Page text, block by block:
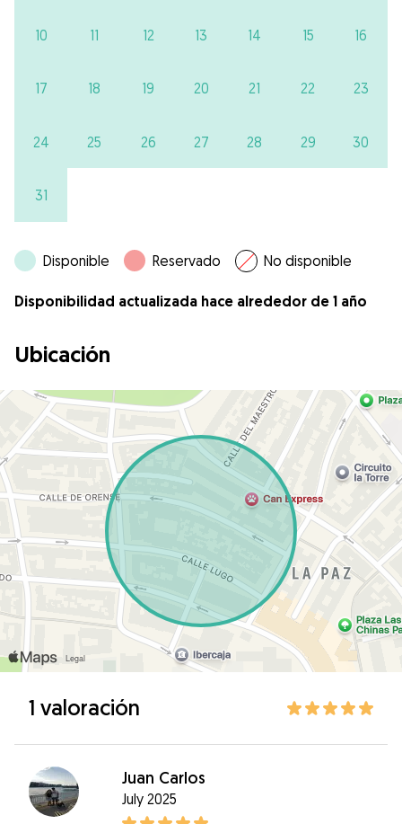
10 11 12 13 14 15 16
17 18 19 20 21 22 23
24 25 26 27 28 29 30
31
Disponible Reservado No disponible
Disponibilidad actualizada hace alrededor de 1 año
Ubicación
1 valoración
Juan Carlos
July 2025